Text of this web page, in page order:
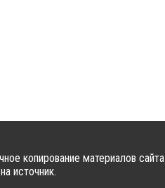
копирование материалов сайта
источник.